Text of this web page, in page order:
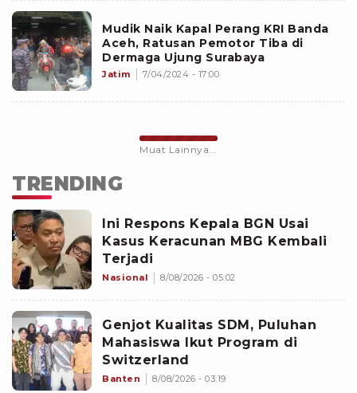
Mudik Naik Kapal Perang KRI Banda
Aceh, Ratusan Pemotor Tiba di
Dermaga Ujung Surabaya
Jatim 7/04/2024 - 17:00
Muat Lainnya...
TRENDING
Ini Respons Kepala BGN Usai
Kasus Keracunan MBG Kembali
Terjadi
Nasional 8/08/2026 - 05:02
Genjot Kualitas SDM, Puluhan
Mahasiswa Ikut Program di
Switzerland
Banten 8/08/2026 - 03:19